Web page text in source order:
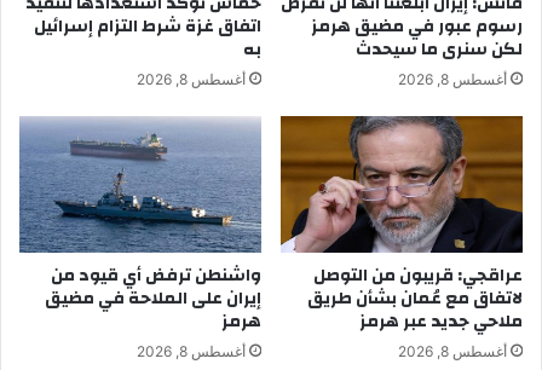
رسوم عبور في مضيق هرمز
لكن سنرى ما سيحدث
أغسطس 8, 2026
اتفاق غزة شرط التزام إسرائيل
به
أغسطس 8, 2026
عراقجي: قريبون من التوصل
لاتفاق مع عُمان بشأن طريق
ملاحي جديد عبر هرمز
أغسطس 8, 2026
واشنطن ترفض أي قيود من
إيران على الملاحة في مضيق
هرمز
أغسطس 8, 2026